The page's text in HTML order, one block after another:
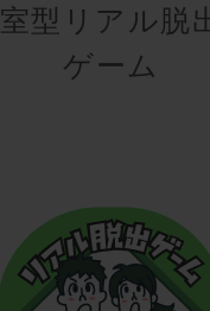
室型リアル脱
ゲーム